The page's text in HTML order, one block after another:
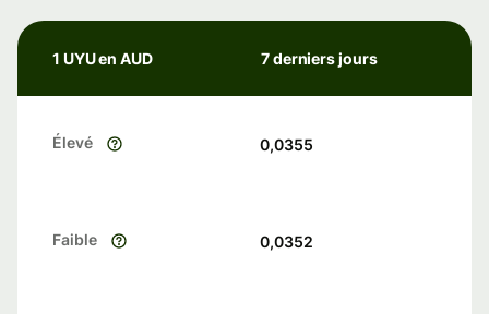
1 UYU en AUD 7 derniers jours
Élevé 0,0355
Faible 0,0352